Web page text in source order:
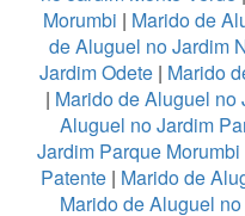
Morumbi | Marido de
de Aluguel no Jardim
Jardim Odete| Marido
| Marido de Aluguel no
Aluguel no Jardim
Jardim Parque Morumbi
Patente | Marido de
Marido de Aluguel